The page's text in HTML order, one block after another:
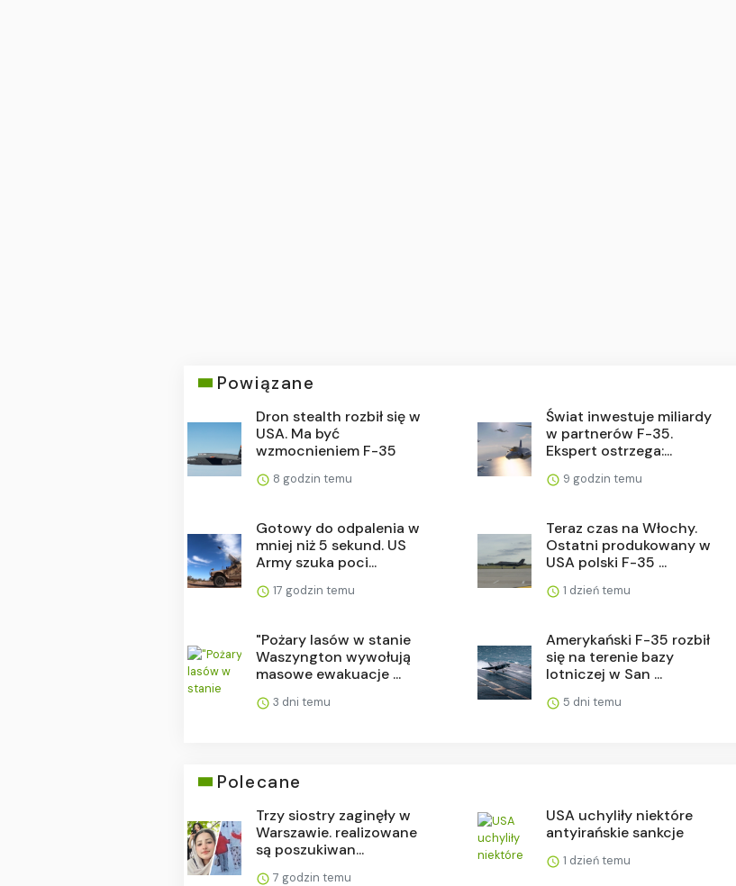
Powiązane
Dron stealth rozbił się w
USA. Ma być
wzmocnieniem F-35
8 godzin temu
Świat inwestuje miliardy
w partnerów F-35.
Ekspert ostrzega:...
9 godzin temu
Gotowy do odpalenia w
mniej niż 5 sekund. US
Army szuka poci...
17 godzin temu
Teraz czas na Włochy.
Ostatni produkowany w
USA polski F-35 ...
1 dzień temu
"Pożary lasów w stanie
Waszyngton wywołują
masowe ewakuacje ...
3 dni temu
Amerykański F-35 rozbił
się na terenie bazy
lotniczej w San ...
5 dni temu
Polecane
Trzy siostry zaginęły w
Warszawie. realizowane
są poszukiwan...
7 godzin temu
USA uchyliły niektóre
antyirańskie sankcje
1 dzień temu